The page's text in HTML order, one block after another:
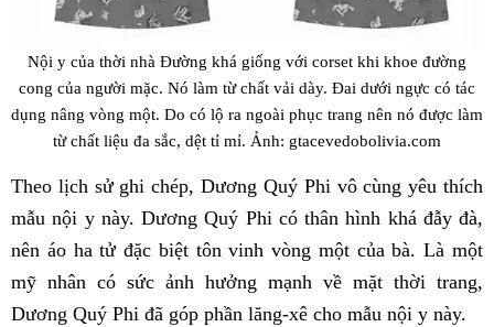
Nội y của thời nhà Đường khá giống với corset khi khoe đường
cong của người mặc. Nó làm từ chất vải dày. Đai dưới ngực có tác
dụng nâng vòng một. Do có lộ ra ngoài phục trang nên nó được làm
từ chất liệu đa sắc, dệt tỉ mỉ. Ảnh: gtacevedobolivia.com
Theo lịch sử ghi chép, Dương Quý Phi vô cùng yêu thích
mẫu nội y này. Dương Quý Phi có thân hình khá đẫy đà,
nên áo ha tử đặc biệt tôn vinh vòng một của bà. Là một
mỹ nhân có sức ảnh hưởng mạnh về mặt thời trang,
Dương Quý Phi đã góp phần lăng-xê cho mẫu nội y này.